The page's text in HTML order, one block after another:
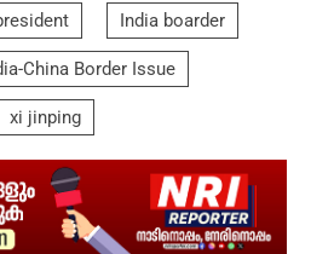
India boarder
China Border Issue
xi jinping